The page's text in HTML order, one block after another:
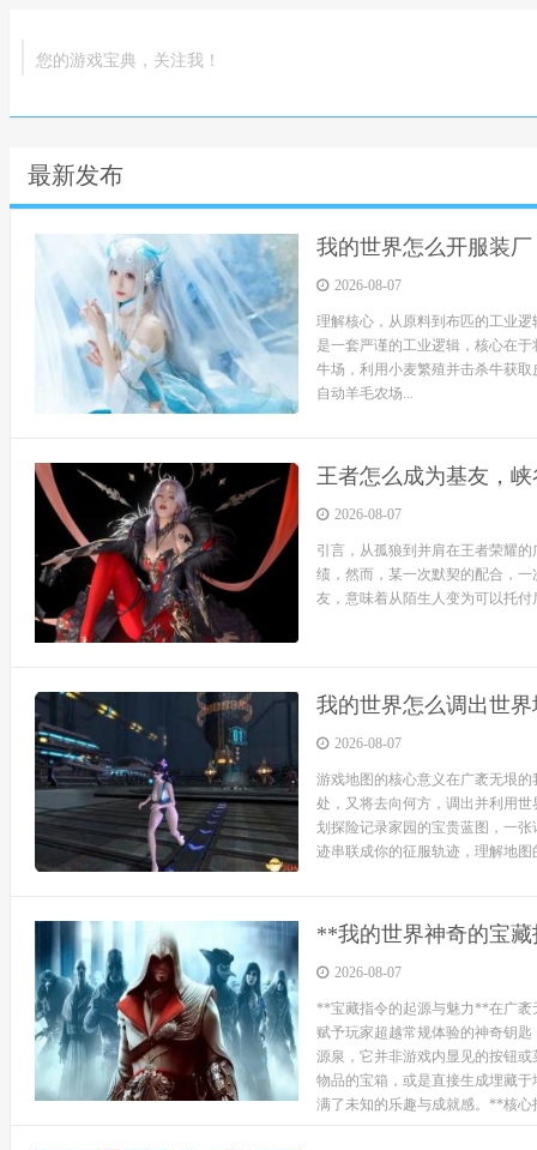
您的游戏宝典，关注我！
最新发布
我的世界怎么开服装
2026-08-07
理解核心，从原料到布匹的工业
是一套严谨的工业逻辑，核心在
牛场，利用小麦繁殖并击杀牛获
自动羊毛农场...
王者怎么成为基友，
2026-08-07
引言，从孤狼到并肩在王者荣耀
绩，然而，某一次默契的配合，
友，意味着从陌生人变为可以托
我的世界怎么调出世
2026-08-07
游戏地图的核心意义在广袤无垠
处，又将去向何方，调出并利用
划探险记录家园的宝贵蓝图，一
迹串联成你的征服轨迹，理解地
**我的世界神奇的宝
2026-08-07
**宝藏指令的起源与魅力**在广袤
赋予玩家超越常规体验的神奇钥
源泉，它并非游戏内显见的按钮
物品的宝箱，或是直接生成埋藏
满了未知的乐趣与成就感。**核心